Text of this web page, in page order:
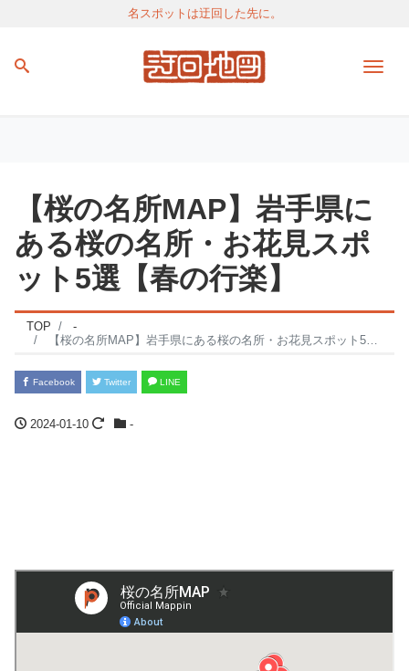
名スポットは迂回した先に。
【桜の名所MAP】岩手県に
ある桜の名所・お花見スポ
ット5選【春の行楽】
TOP
-
【桜の名所MAP】岩手県にある桜の名所・お花見スポット5選【春の行楽】
Facebook Twitter LINE
2024-01-10 -